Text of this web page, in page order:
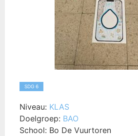
SDG 6
Niveau: KLAS
Doelgroep: BAO
School: Bo De Vuurtoren